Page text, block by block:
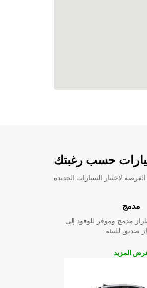
حسب رغبتك
الفرصة لاختبار السيارات الجديدة
مدمج
مدمج وموفر للوقود إلى
صديق للبيئة
المزيد